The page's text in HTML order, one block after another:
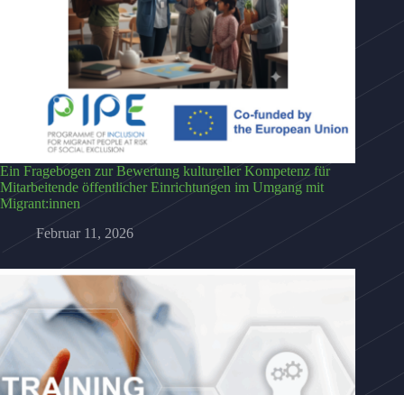
Ein Fragebogen zur Bewertung kultureller Kompetenz für
Mitarbeitende öffentlicher Einrichtungen im Umgang mit
Migrant:innen
Februar 11, 2026